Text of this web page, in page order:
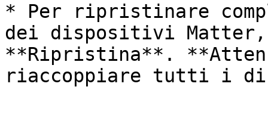
* Per ripristinare
dei dispositivi
**Ripristina**.
riaccoppiare tutti i